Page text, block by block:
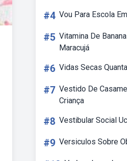
#4 Vou Para Escola
#5 Vitamina De
Maracujá
#6 Vidas Secas
#7 Vestido De
Criança
#8 Vestibular Social
#9 Versiculos Sobre